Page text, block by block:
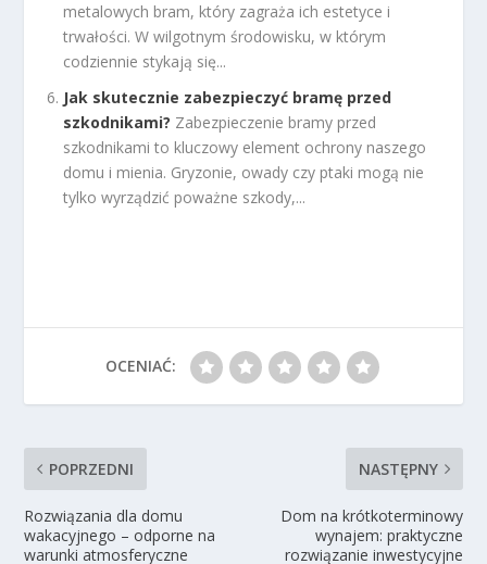
metalowych bram, który zagraża ich estetyce i
trwałości. W wilgotnym środowisku, w którym
codziennie stykają się...
Jak skutecznie zabezpieczyć bramę przed
szkodnikami? Zabezpieczenie bramy przed
szkodnikami to kluczowy element ochrony naszego
domu i mienia. Gryzonie, owady czy ptaki mogą nie
tylko wyrządzić poważne szkody,...
OCENIAĆ:
POPRZEDNI
Rozwiązania dla domu
wakacyjnego – odporne na
warunki atmosferyczne
NASTĘPNY
Dom na krótkoterminowy
wynajem: praktyczne
rozwiązanie inwestycyjne